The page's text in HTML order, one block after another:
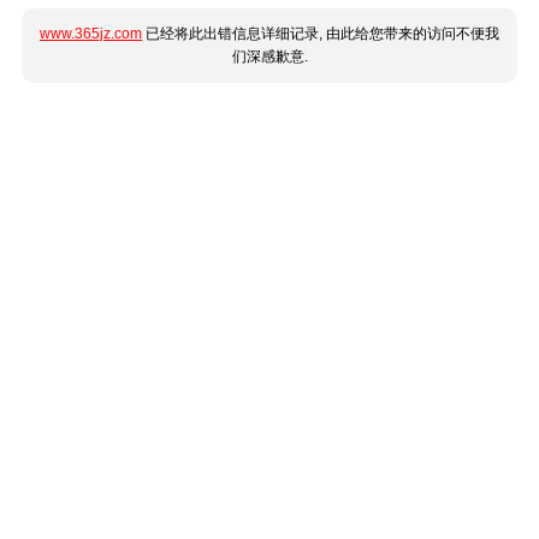
www.365jz.com 已经将此出错信息详细记录, 由此给您带来的访问不便我
们深感歉意.